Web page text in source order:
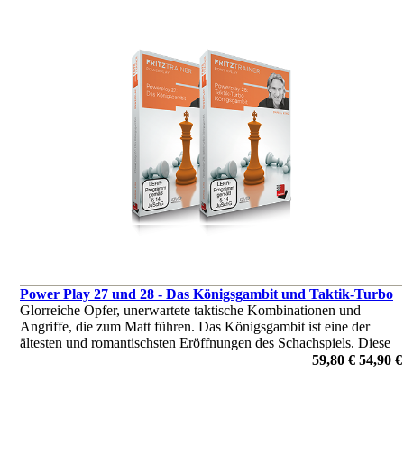
Power Play 27 und 28 - Das Königsgambit und Taktik-Turbo
Glorreiche Opfer, unerwartete taktische Kombinationen und
Angriffe, die zum Matt führen. Das Königsgambit ist eine der
ältesten und romantischsten Eröffnungen des Schachspiels. Diese
DVDs enthalten alles, was Sie brauchen, um das Königsgambit zu
59,80 € 54,90 €